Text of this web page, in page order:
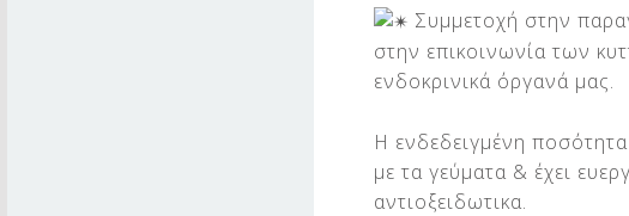
Συμμετοχή στην
στην επικοινωνία των
ενδοκρινικά όργανά μας.
Η ενδεδειγμένη
με τα γεύματα & έχει
αντιοξειδωτικα.